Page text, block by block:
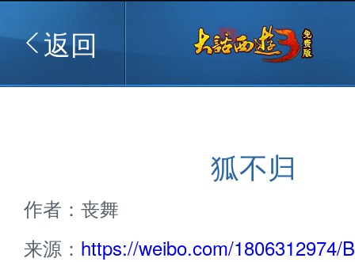
返回
狐不归
作者：丧舞
来源： https://weibo.com/1806312974/